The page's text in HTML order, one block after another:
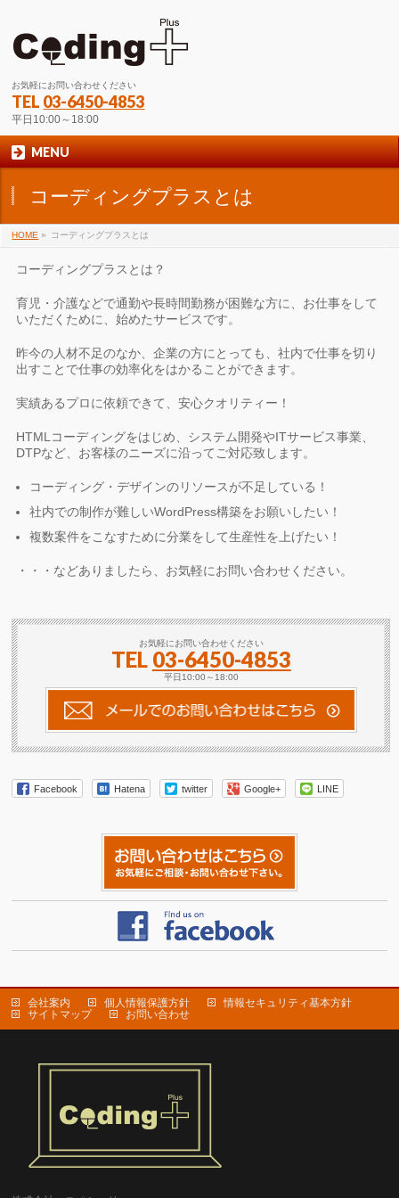
お気軽にお問い合わせください
TEL 03-6450-4853
平日10:00～18:00
MENU
コーディングプラスとは
HOME » コーディングプラスとは
コーディングプラスとは？
育児・介護などで通勤や長時間勤務が困難な方に、お仕事をして
いただくために、始めたサービスです。
昨今の人材不足のなか、企業の方にとっても、社内で仕事を切り
出すことで仕事の効率化をはかることができます。
実績あるプロに依頼できて、安心クオリティー！
HTMLコーディングをはじめ、システム開発やITサービス事業、
DTPなど、お客様のニーズに沿ってご対応致します。
コーディング・デザインのリソースが不足している！
社内での制作が難しいWordPress構築をお願いしたい！
複数案件をこなすために分業をして生産性を上げたい！
・・・などありましたら、お気軽にお問い合わせください。
お気軽にお問い合わせください
TEL 03-6450-4853
平日10:00～18:00
Facebook Hatena twitter Google+ LINE
会社案内 個人情報保護方針
情報セキュリティ基本方針
サイトマップ
お問い合わせ